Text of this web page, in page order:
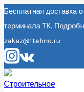
Перейти
к
содержанию
Бесплатная доставка
терминала ТК.
zakaz@1tehno.ru